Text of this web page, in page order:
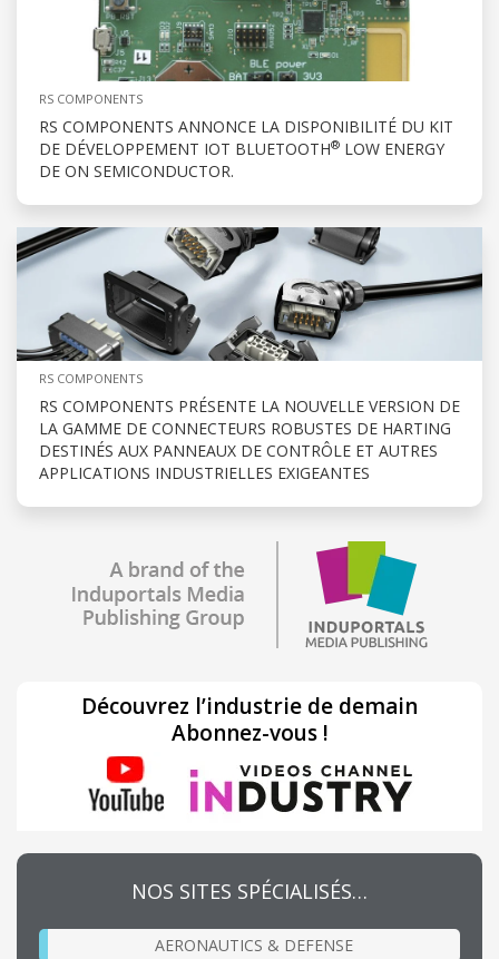
RS COMPONENTS
RS COMPONENTS ANNONCE LA DISPONIBILITÉ DU KIT
DE DÉVELOPPEMENT IOT BLUETOOTH® LOW ENERGY
DE ON SEMICONDUCTOR.
RS COMPONENTS
RS COMPONENTS PRÉSENTE LA NOUVELLE VERSION DE
LA GAMME DE CONNECTEURS ROBUSTES DE HARTING
DESTINÉS AUX PANNEAUX DE CONTRÔLE ET AUTRES
APPLICATIONS INDUSTRIELLES EXIGEANTES
Découvrez l’industrie de demain
Abonnez-vous !
NOS SITES SPÉCIALISÉS…
AERONAUTICS & DEFENSE